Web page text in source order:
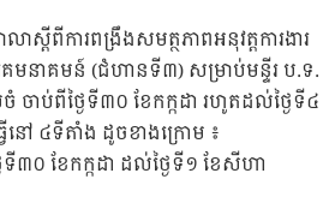
ស្ដីពីការពង្រឹងសមត្ថភាពអនុវត្តការងារ
នាគមន៍ (ជំហានទី៣) សម្រាប់មន្ទីរ ប.ទ.
ាប់ពីថ្ងៃទី៣០ ខែកក្កដា រហូតដល់ថ្ងៃទី៤
ើនៅ ៤ទីតាំង ដូចខាងក្រោម ៖
ទី៣០ ខែកក្កដា ដល់ថ្ងៃទី១ ខែសីហា